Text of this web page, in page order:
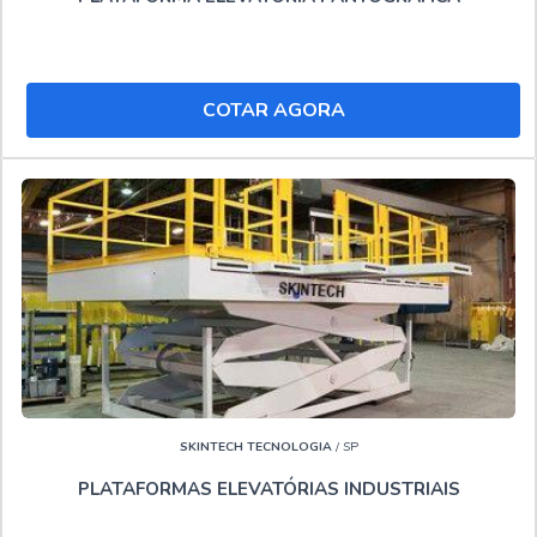
Ainda com uma visão analítica sobre Aluguel de
plataforma articulada 20 metros Contagem, na essência
da empresa a mesma deve prezar pelos produtos e
serviços com ótima qualidade e excelente custo-benefício,
detalhes primordiais que são deixados de lado por muitas
empresas que não focam na fidelização do cliente.
Ainda com uma visão analítica sobre Aluguel de
plataforma articulada 20 metros Contagem, na essência
da empresa a mesma deve prezar pelos produtos e
serviços com ótima qualidade e alta durabilidade, detalhes
que passam despercebidos e podem gerar prejuízo
futuros para os clientes.
COTAR AGORA
SKINTECH TECNOLOGIA/ SP
PLATAFORMAS ELEVATÓRIAS INDUSTRIAIS